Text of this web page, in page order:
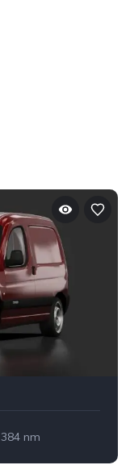
384 nm